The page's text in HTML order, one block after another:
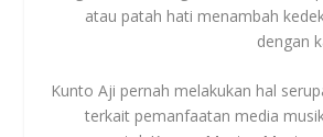
atau patah hati menambah
dengan
Kunto Aji pernah melakukan hal
terkait pemanfaatan media